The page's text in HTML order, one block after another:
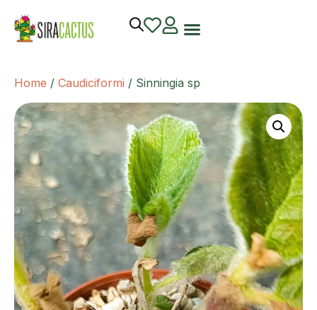
Home / Caudiciformi / Sinningia sp